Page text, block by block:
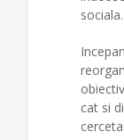
sociala.
cat si